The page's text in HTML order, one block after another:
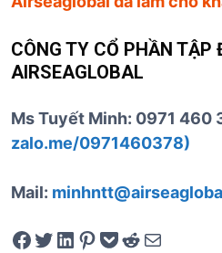
CÔNG TY CỔ PHẦN TẬP
AIRSEAGLOBAL
Ms Tuyết Minh: 0971 460
zalo.me/0971460378)
Mail:
Share on Facebook Tweet on Twitter Share on LinkedIn Pin on Pinterest Save to pocket Share on Reddit Share via Email